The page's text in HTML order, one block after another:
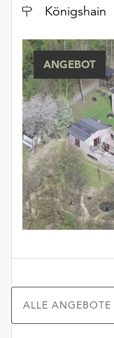
Ort Königshain
ANGEBOT
ALLE ANGEBOTE